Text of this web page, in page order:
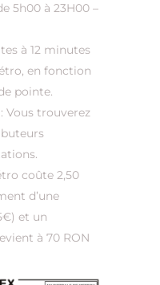
5h00 à 23H00 –
à 12 minutes
en fonction
pointe.
Vous trouverez
coûte 2,50
d’une
et un
à 70 RON